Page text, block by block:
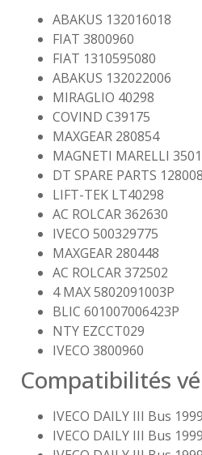
ABAKUS 132016018
FIAT 3800960
FIAT 1310595080
ABAKUS 132022006
MIRAGLIO 40298
COVIND C39175
MAXGEAR 280854
MAGNETI MARELLI
DT SPARE PARTS
LIFT-TEK LT40298
AC ROLCAR 362630
IVECO 500329775
MAXGEAR 280448
AC ROLCAR 372502
4 MAX 5802091003P
BLIC 601007006423P
NTY EZCCT029
IVECO 3800960
Compatibilités
IVECO DAILY III Bus
IVECO DAILY III Bus